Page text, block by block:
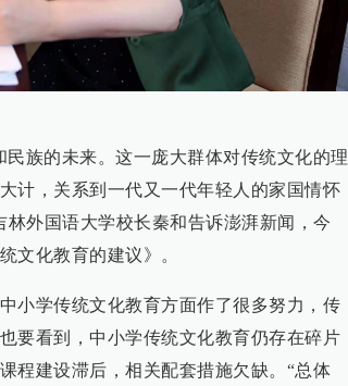
族的未来。这一庞大群体对传统文化的理
计，关系到一代又一代年轻人的家国情怀
外国语大学校长秦和告诉澎湃新闻，今
文化教育的建议》。
小学传统文化教育方面作了很多努力，传
要看到，中小学传统文化教育仍存在碎片
程建设滞后，相关配套措施欠缺。“总体